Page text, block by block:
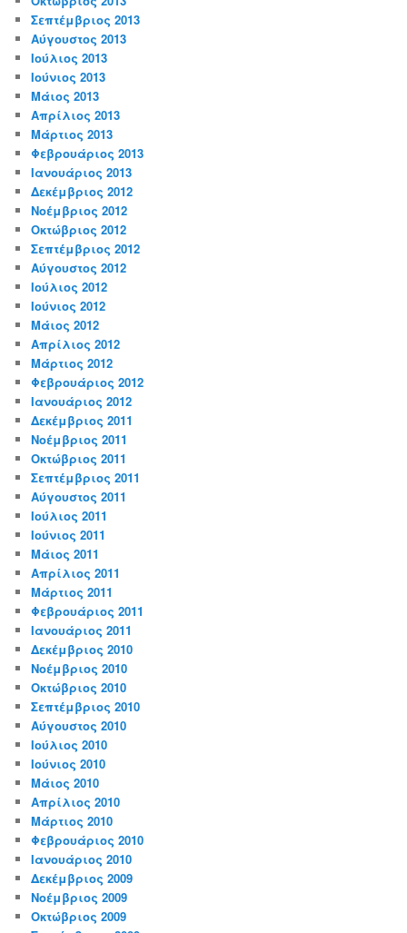
Σεπτέμβριος 2013
Αύγουστος 2013
Ιούλιος 2013
Ιούνιος 2013
Μάιος 2013
Απρίλιος 2013
Μάρτιος 2013
Φεβρουάριος 2013
Ιανουάριος 2013
Δεκέμβριος 2012
Νοέμβριος 2012
Οκτώβριος 2012
Σεπτέμβριος 2012
Αύγουστος 2012
Ιούλιος 2012
Ιούνιος 2012
Μάιος 2012
Απρίλιος 2012
Μάρτιος 2012
Φεβρουάριος 2012
Ιανουάριος 2012
Δεκέμβριος 2011
Νοέμβριος 2011
Οκτώβριος 2011
Σεπτέμβριος 2011
Αύγουστος 2011
Ιούλιος 2011
Ιούνιος 2011
Μάιος 2011
Απρίλιος 2011
Μάρτιος 2011
Φεβρουάριος 2011
Ιανουάριος 2011
Δεκέμβριος 2010
Νοέμβριος 2010
Οκτώβριος 2010
Σεπτέμβριος 2010
Αύγουστος 2010
Ιούλιος 2010
Ιούνιος 2010
Μάιος 2010
Απρίλιος 2010
Μάρτιος 2010
Φεβρουάριος 2010
Ιανουάριος 2010
Δεκέμβριος 2009
Νοέμβριος 2009
Οκτώβριος 2009